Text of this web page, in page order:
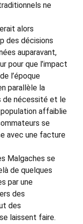
ne
alors
des décisions
auparavant,
pour que l’impact
l’époque
parallèle la
de nécessité et le
affaiblie
se
avec une facture
Malgaches se
de quelques
par une
des
des
laissent faire.